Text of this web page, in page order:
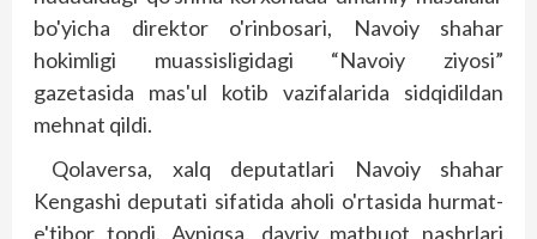
bo'yicha direktor o'rinbosari, Navoiy shahar
hokimligi muassisligidagi “Navoiy ziyosi”
gazetasida mas'ul kotib vazifalarida sidqidildan
mehnat qildi.
Qolaversa, xalq deputatlari Navoiy shahar
Kengashi deputati sifatida aholi o'rtasida hurmat-
e'tibor topdi. Ayniqsa, davriy matbuot nashrlari